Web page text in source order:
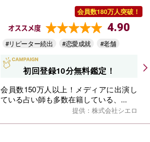
会員数180万人突破！
オススメ度 4.90
#リピーター続出 #恋愛成就 #老舗
初回登録10分無料鑑定！
会員数150万人以上！メディアに出演し
ている占い師も多数在籍している、...
提供：株式会社シエロ